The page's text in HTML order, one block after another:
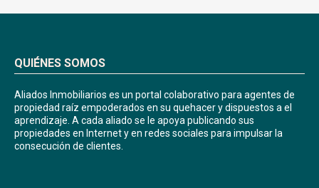
QUIÉNES SOMOS
Aliados Inmobiliarios es un portal colaborativo para agentes de
propiedad raíz empoderados en su quehacer y dispuestos a el
aprendizaje. A cada aliado se le apoya publicando sus
propiedades en Internet y en redes sociales para impulsar la
consecución de clientes.